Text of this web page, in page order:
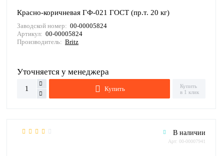
Красно-коричневая ГФ-021 ГОСТ (пр.т. 20 кг)
Заводской номер: 00-00005824
Артикул: 00-00005824
Производитель: Britz
Уточняется у менеджера
Купить
Купить
в 1 клик
В наличии
Арт: 00-00007941